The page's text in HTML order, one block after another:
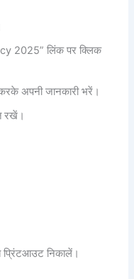
2025” लिंक पर क्लिक
अपनी जानकारी भरें।
रखें।
प्रिंटआउट निकालें।